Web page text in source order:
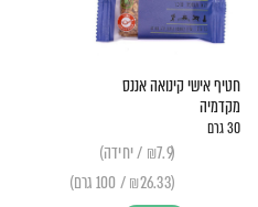
חטיף אישי קינואה אננס
מקדמיה
30 גרם
(₪7.9 / יחידה)
(₪26.33 / 100 גרם)